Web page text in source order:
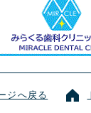
ジへ戻る